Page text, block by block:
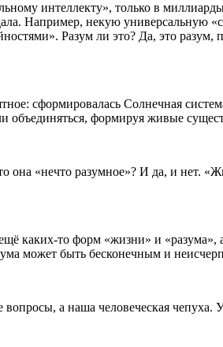
интеллекту», только в
Например, некую универсальную
Разум ли это? Да, это
сформировалась Солнечная
объединяться, формируя живые
«нечто разумное»? И да, и нет.
каких-то форм «жизни» и
может быть бесконечным и
а наша человеческая